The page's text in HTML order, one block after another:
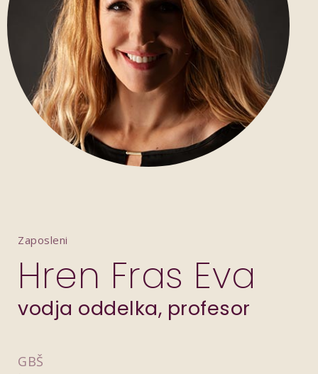
Zaposleni
Hren Fras Eva
vodja oddelka, profesor
GBŠ